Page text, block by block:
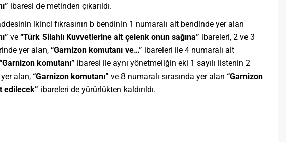
ibaresi de metinden çıkarıldı.
ikinci fıkrasının b bendinin 1 numaralı alt bendinde yer alan
ve “Türk Silahlı Kuvvetlerine ait çelenk onun sağına” ibareleri, 2 ve 3
yer alan, “Garnizon komutanı ve…” ibareleri ile 4 numaralı alt
komutanı” ibaresi ile aynı yönetmeliğin eki 1 sayılı listenin 2
yer alan, “Garnizon komutanı” ve 8 numaralı sırasında yer alan “Garnizon
edilecek” ibareleri de yürürlükten kaldırıldı.